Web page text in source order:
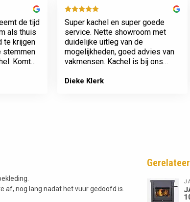
de tijd
als thuis
te krijgen
stemmen
Komt
Super kachel en super goede
service. Nette showroom met
duidelijke uitleg van de
mogelijkheden, goed advies van
vakmensen. Kachel is bij ons
het rookkanaal. Plaatsing en
Dieke Klerk
nog lang nadat het vuur gedoofd is.